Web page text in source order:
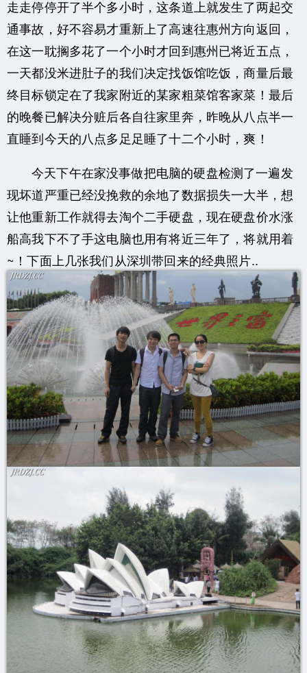
走走停停开了半个多小时，这条道上就发生了两起交
通事故， 好不容易才重新上了高速往惠州方向返回，
在这一耽搁多花了一个小时才回到惠州已将近五点，
一天都没米进肚子的我们决定找饭馆吃饭，商量后最
终目标锁定在了我家附近的某家粗菜馆客家菜！ 最后
的晚餐已解决分赃后各自往家里奔，昨晚从八点半一
直睡到今天的八点多足足睡了十二个小时，爽！
今天下午在家没事做把电脑的硬盘检测了一遍发
现坏道严重已经没挽救的余地了数据损失一大半， 想
让他重新工作就得去淘个二手硬盘，现在硬盘价水涨
船高我下不了手这电脑也用有将近三年了，将就用着
~！下面上几张我们从深圳带回来的经典照片..